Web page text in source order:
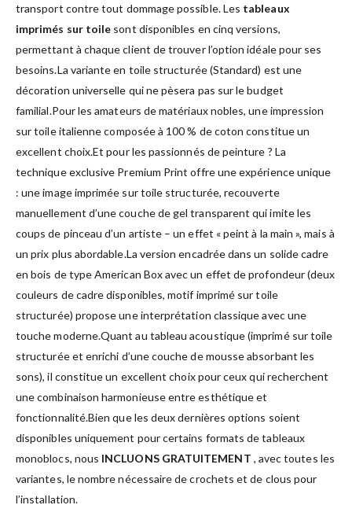
transport contre tout dommage possible. Les tableaux
imprimés sur toile sont disponibles en cinq versions,
permettant à chaque client de trouver l’option idéale pour ses
besoins.La variante en toile structurée (Standard) est une
décoration universelle qui ne pèsera pas sur le budget
familial.Pour les amateurs de matériaux nobles, une impression
sur toile italienne composée à 100 % de coton constitue un
excellent choix.Et pour les passionnés de peinture ? La
technique exclusive Premium Print offre une expérience unique
: une image imprimée sur toile structurée, recouverte
manuellement d’une couche de gel transparent qui imite les
coups de pinceau d’un artiste – un effet « peint à la main », mais à
un prix plus abordable.La version encadrée dans un solide cadre
en bois de type American Box avec un effet de profondeur (deux
couleurs de cadre disponibles, motif imprimé sur toile
structurée) propose une interprétation classique avec une
touche moderne.Quant au tableau acoustique (imprimé sur toile
structurée et enrichi d’une couche de mousse absorbant les
sons), il constitue un excellent choix pour ceux qui recherchent
une combinaison harmonieuse entre esthétique et
fonctionnalité.Bien que les deux dernières options soient
disponibles uniquement pour certains formats de tableaux
monoblocs, nous INCLUONS GRATUITEMENT , avec toutes les
variantes, le nombre nécessaire de crochets et de clous pour
l’installation.